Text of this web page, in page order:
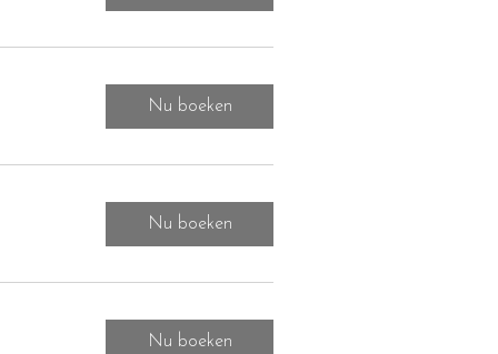
Nu boeken
Nu boeken
Nu boeken